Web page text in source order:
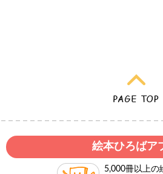
絵本ひろばア
5,000冊以上の